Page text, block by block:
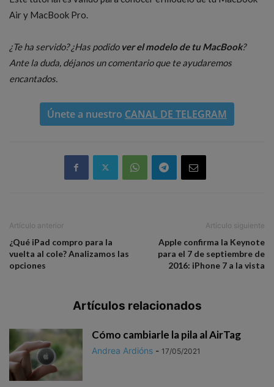
Air y MacBook Pro.
¿Te ha servido? ¿Has podido ver el modelo de tu MacBook?
Ante la duda, déjanos un comentario que te ayudaremos
encantados.
Únete a nuestro CANAL DE TELEGRAM
Artículo anterior
¿Qué iPad compro para la
vuelta al cole? Analizamos las
opciones
Artículo siguiente
Apple confirma la Keynote
para el 7 de septiembre de
2016: iPhone 7 a la vista
Artículos relacionados
Cómo cambiarle la pila al AirTag
Andrea Ardións - 17/05/2021